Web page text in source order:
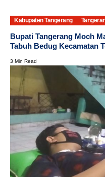
Kabupaten Tangerang
Bupati Tangerang Moch
Tabuh Bedug Kecamatan
3 Min Read